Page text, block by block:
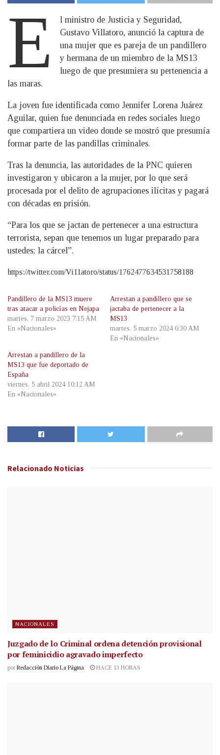
E
l ministro de Justicia y Seguridad,
Gustavo Villatoro, anunció la captura de
una mujer que es pareja de un pandillero
y hermana de un miembro de la MS13
luego de que presumiera su pertenencia a
las maras.
La joven fue identificada como Jennifer Lorena Juárez
Aguilar, quien fue denunciada en redes sociales luego
que compartiera un video donde se mostró que presumía
formar parte de las pandillas criminales.
Tras la denuncia, las autoridades de la PNC quieren
investigaron y ubicaron a la mujer, por lo que será
procesada por el delito de agrupaciones ilícitas y pagará
con décadas en prisión.
“Para los que se jactan de pertenecer a una estructura
terrorista, sepan que tenemos un lugar preparado para
ustedes: la cárcel”.
https://twitter.com/Vi11atoro/status/1762477634531758188
Pandillero de la MS13 muere
tras atacar a policías en Nejapa
martes, 7 marzo 2023 7:15 AM
En «Nacionales»
Arrestan a pandillero que se
jactaba de pertenecer a la
MS13
martes, 5 marzo 2024 6:30 AM
En «Nacionales»
Arrestan a pandillero de la
MS13 que fue deportado de
España
viernes, 5 abril 2024 10:12 AM
En «Nacionales»
Relacionado Noticias
NACIONALES
Juzgado de lo Criminal ordena detención provisional
por feminicidio agravado imperfecto
por Redacción Diario La Página HACE 13 HORAS